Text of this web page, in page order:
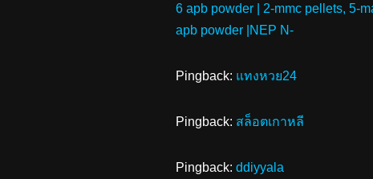
6 apb powder | 2-mmc pellets, 5-
apb powder |NEP N-
Pingback: แทงหวย24
Pingback: สล็อตเกาหลี
Pingback: ddiyyala